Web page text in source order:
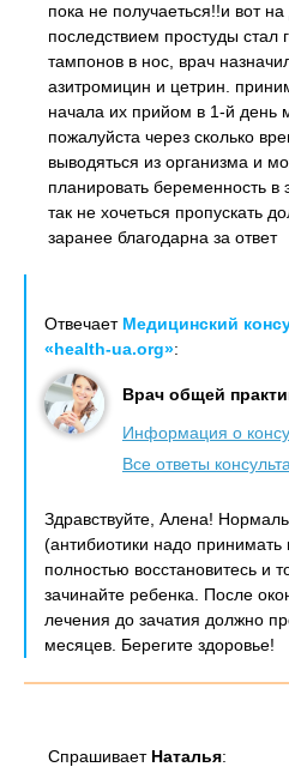
пока не получаеться!!и вот
последствием простуды стал
тампонов в нос, врач
азитромицин и цетрин.
начала их прийом в 1-й день
пожалуйста через сколько
выводяться из организма и
планировать беременность в
так не хочеться пропускать
заранее благодарна за ответ
Отвечает Медицинский
«health-ua.org»:
Врач общей
Информация о
Все ответы
Здравствуйте, Алена!
(антибиотики надо принимать
полностью восстановитесь и
зачинайте ребенка. После
лечения до зачатия должно
месяцев. Берегите здоровье!
Спрашивает Наталья: